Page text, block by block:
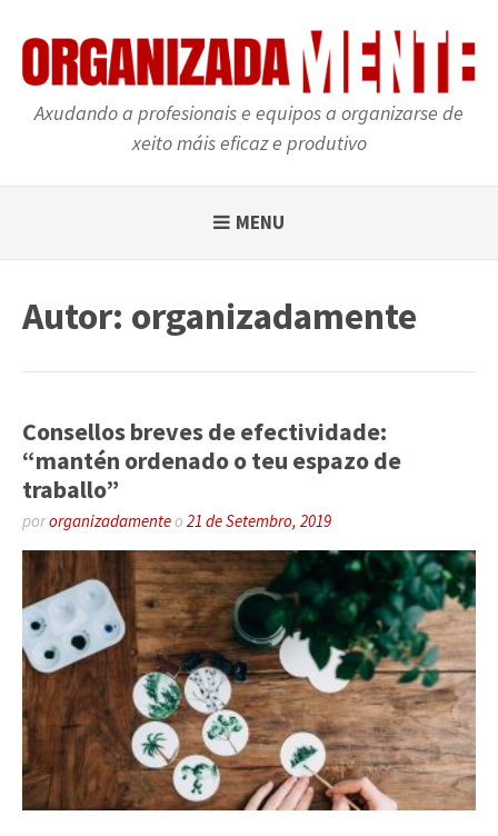
Axudando a profesionais e equipos a organizarse de
xeito máis eficaz e produtivo
MENU
Autor: organizadamente
Consellos breves de efectividade:
“mantén ordenado o teu espazo de
traballo”
pororganizadamenteo 21 de Setembro, 2019